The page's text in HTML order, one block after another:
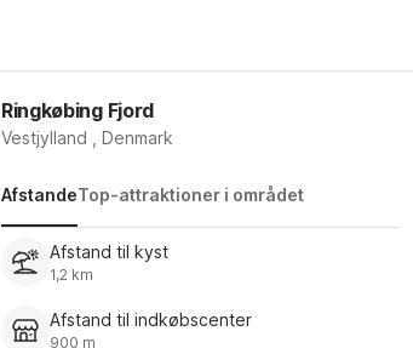
Ringkøbing Fjord
Vestjylland , Denmark
AfstandeTop-attraktioner i området
Afstand til kyst
1,2 km
Afstand til indkøbscenter
900 m